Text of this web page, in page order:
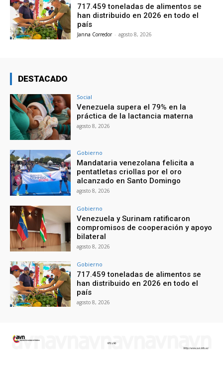
717.459 toneladas de alimentos se
han distribuido en 2026 en todo el
país
Janna Corredor - agosto 8, 2026
DESTACADO
Social
Venezuela supera el 79% en la
práctica de la lactancia materna
agosto 8, 2026
Gobierno
Mandataria venezolana felicita a
pentatletas criollas por el oro
alcanzado en Santo Domingo
agosto 8, 2026
Gobierno
Venezuela y Surinam ratificaron
compromisos de cooperación y apoyo
bilateral
agosto 8, 2026
Gobierno
717.459 toneladas de alimentos se
han distribuido en 2026 en todo el
país
agosto 8, 2026